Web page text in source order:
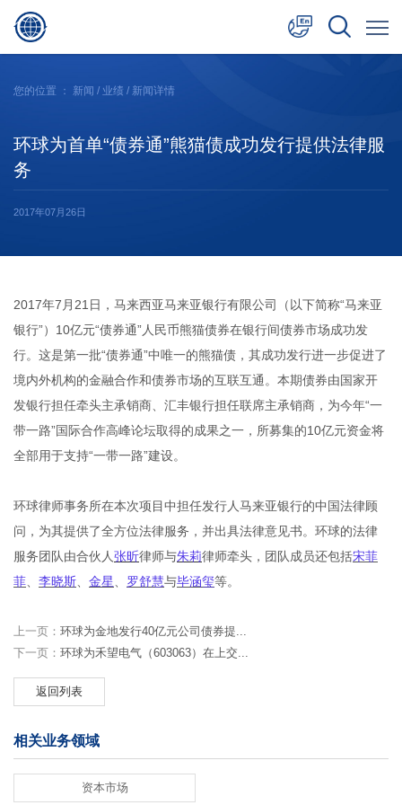
日本語
您的位置 ： 新闻 / 业绩 / 新闻详情
环球为首单“债券通”熊猫债成功发行提供法律服
务
2017年07月26日
2017年7月21日，马来西亚马来亚银行有限公司（以下简称“马来亚
银行”）10亿元“债券通”人民币熊猫债券在银行间债券市场成功发
行。这是第一批“债券通”中唯一的熊猫债，其成功发行进一步促进了
境内外机构的金融合作和债券市场的互联互通。本期债券由国家开
发银行担任牵头主承销商、汇丰银行担任联席主承销商，为今年“一
带一路”国际合作高峰论坛取得的成果之一，所募集的10亿元资金将
全部用于支持“一带一路”建设。
环球律师事务所在本次项目中担任发行人马来亚银行的中国法律顾
问，为其提供了全方位法律服务，并出具法律意见书。环球的法律
服务团队由合伙人张昕律师与朱莉律师牵头，团队成员还包括宋菲
菲
李晓斯 金星 罗舒慧与毕涵玺等。
上一页： 环球为金地发行40亿元公司债券提...
下一页： 环球为禾望电气（603063）在上交...
返回列表
相关业务领域
资本市场